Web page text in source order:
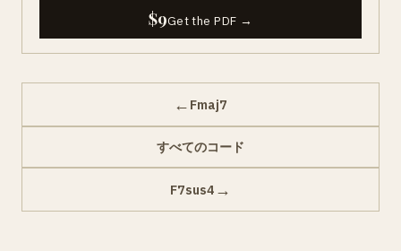
$9Get the PDF →
← Fmaj7
すべてのコード
F7sus4 →